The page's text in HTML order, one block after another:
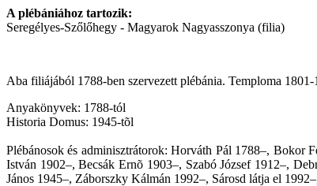
A plébániához tartozik:
Seregélyes-Szőlőhegy - Magyarok Nagyasszonya (filia)
Aba filiájából 1788-ben szervezett plébánia. Temploma
Anyakönyvek: 1788-tól
Historia Domus: 1945-tõl
Plébánosok és adminisztrátorok: Horváth Pál 1788–, Bokor
István 1902–, Becsák Ernõ 1903–, Szabó József 1912–,
János 1945–, Záborszky Kálmán 1992–, Sárosd látja el